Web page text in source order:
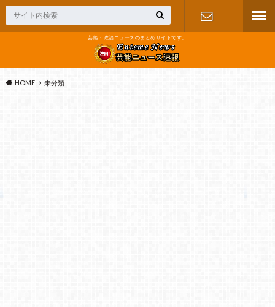
芸能・政治ニュースのまとめサイトです。
HOME 未分類